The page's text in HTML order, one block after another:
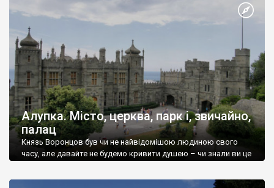
Алупка. Місто, церква, парк і, звичайно,
палац
Князь Воронцов був чи не найвідомішою людиною свого
часу, але давайте не будемо кривити душею – чи знали ви це